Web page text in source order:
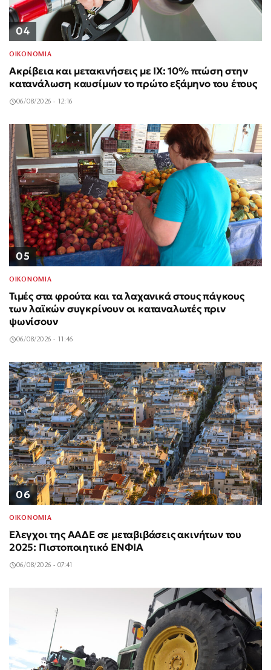
04
ΟΙΚΟΝΟΜΙΑ
Ακρίβεια και μετακινήσεις με ΙΧ: 10% πτώση στην
κατανάλωση καυσίμων το πρώτο εξάμηνο του έτους
06/08/2026 - 12:16
05
ΟΙΚΟΝΟΜΙΑ
Τιμές στα φρούτα και τα λαχανικά στους πάγκους
των λαϊκών συγκρίνουν οι καταναλωτές πριν
ψωνίσουν
06/08/2026 - 11:46
06
ΟΙΚΟΝΟΜΙΑ
Έλεγχοι της ΑΑΔΕ σε μεταβιβάσεις ακινήτων του
2025: Πιστοποιητικό ΕΝΦΙΑ
06/08/2026 - 07:41